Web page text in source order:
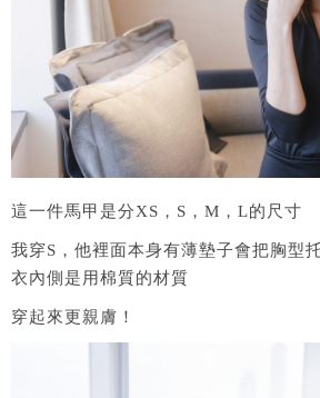
這一件馬甲是分XS，S，M，L的尺寸
我穿S，他裡面本身有薄墊子會把胸型
衣內側是用棉質的材質
穿起來更親膚！